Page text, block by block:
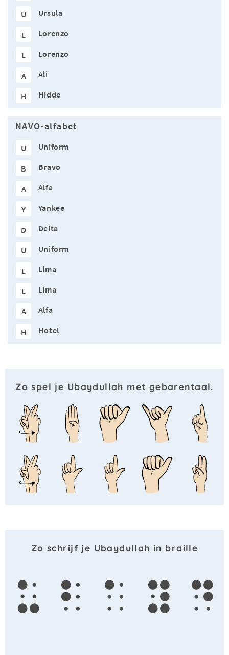
U Ursula
L Lorenzo
L Lorenzo
A Ali
H Hidde
NAVO-alfabet
U Uniform
B Bravo
A Alfa
Y Yankee
D Delta
U Uniform
L Lima
L Lima
A Alfa
H Hotel
Zo spel je Ubaydullah met gebarentaal.
Zo schrijf je Ubaydullah in braille
u b a y d